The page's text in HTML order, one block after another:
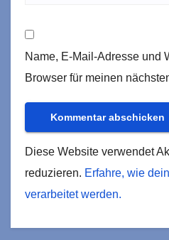
Name, E-Mail-Adresse und
Browser für meinen
Diese Website verwendet
reduzieren. Erfahre, wie
verarbeitet werden.